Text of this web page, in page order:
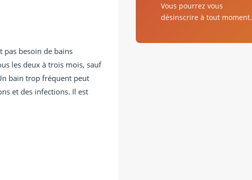
pas besoin de bains
les deux à trois mois, sauf
bain trop fréquent peut
et des infections. Il est
Vous pourrez vous
désinscrire à tout moment.